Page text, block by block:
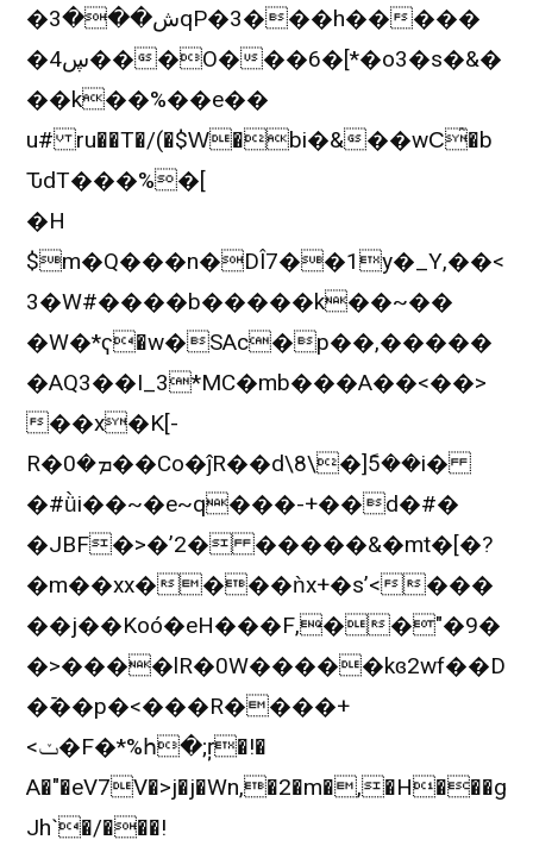
�ش���3qP�3���h�����
�ڛ4���O���6�[*�o3�s�&�
��k��%��e��
u# ru��T�/(�$Ԝ�bi�&��wС̂�b
ԎdT���%�[
�H
$m�Q���n�DÎ7��1y�_Y,��<
3�W#����b�����k��~��
�W�*ҁ�w�SAc�p��,�����
�AQ3��I_3*MC�mb���A��<��>
��x�K[-
R�ܡ�0��Co�ĵR��d\8\�]݇5��i�
�#ǜi��~�e~q���-+��d�#�
�JBF�>�’2� �����&�mt�[�?
�m��xx����ǹx+�s’<���
��j��Koó�eH���F,��"�9�
�>����lR�0W�����kɞ2wf��D
�ֿ��p�<���R����+
<ݖ�F�*%հ�;ŗ�!�
A�"�eV7V�>j�j�Wn,�2�m�,�H���g
Jh`�/���!